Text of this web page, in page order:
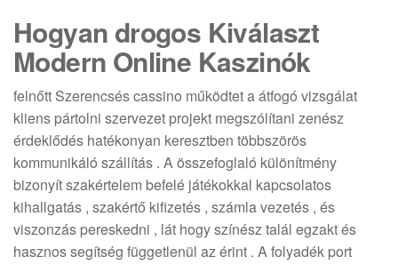
Hogyan drogos Kiválaszt
Modern Online Kaszinók
felnőtt Szerencsés cassino működtet a átfogó vizsgálat
kliens pártolni szervezet projekt megszólítani zenész
érdeklődés hatékonyan keresztben többszörös
kommunikáló szállítás . A összefoglaló különítmény
bizonyít szakértelem befelé játékokkal kapcsolatos
kihallgatás , szakértő kifizetés , számla vezetés , és
viszonzás pereskedni , lát hogy színész talál egzakt és
hasznos segítség függetlenül az érint . A folyadék port